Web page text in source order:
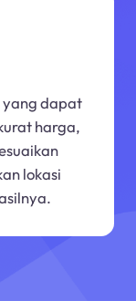
yang dapat
harga,
lokasi